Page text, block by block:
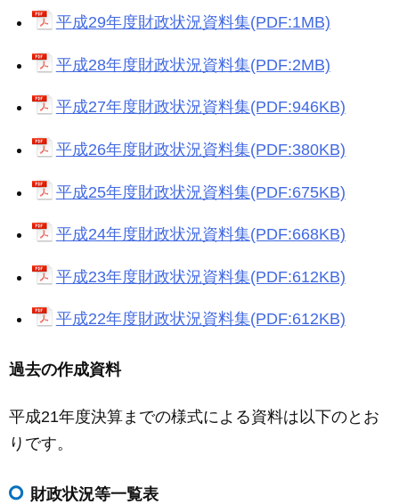
平成29年度財政状況資料集(PDF:1MB)
平成28年度財政状況資料集(PDF:2MB)
平成27年度財政状況資料集(PDF:946KB)
平成26年度財政状況資料集(PDF:380KB)
平成25年度財政状況資料集(PDF:675KB)
平成24年度財政状況資料集(PDF:668KB)
平成23年度財政状況資料集(PDF:612KB)
平成22年度財政状況資料集(PDF:612KB)
過去の作成資料
平成21年度決算までの様式による資料は以下のとお
りです。
財政状況等一覧表